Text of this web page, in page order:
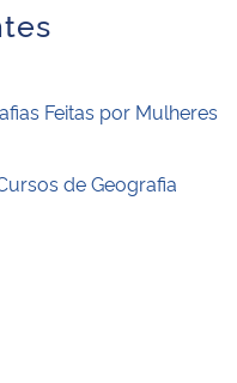
Feitas por Mulheres
de Geografia